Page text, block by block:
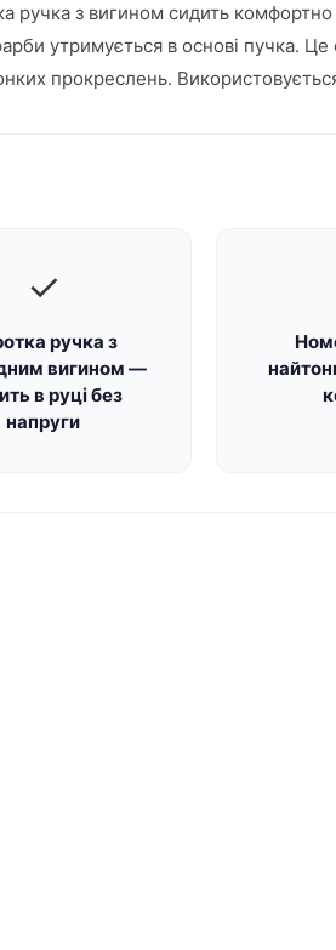
ручка з вигином сидить
утримується в основі
прокреслень.
✓
ручка з
вигином —
в руці без
напруги